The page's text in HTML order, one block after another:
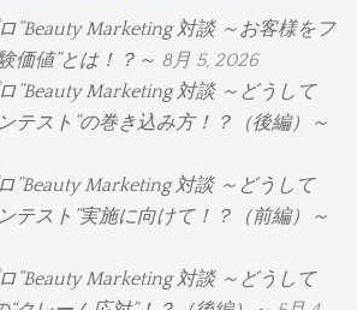
”Beauty Marketing 対談 ～お客様をフ
価値”とは！？～ 8月 5, 2026
”Beauty Marketing 対談 ～どうして
テスト”の巻き込み方！？（後編）～
”Beauty Marketing 対談 ～どうして
テスト”実施に向けて！？（前編）～
”Beauty Marketing 対談 ～どうして